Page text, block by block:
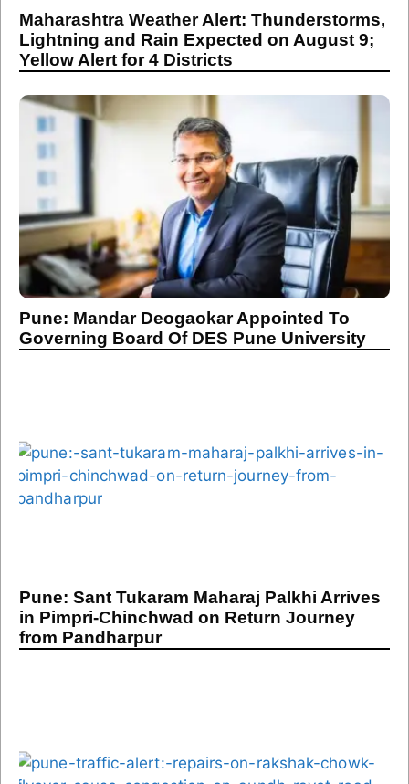
Maharashtra Weather Alert: Thunderstorms,
Lightning and Rain Expected on August 9;
Yellow Alert for 4 Districts
Pune: Mandar Deogaokar Appointed To
Governing Board Of DES Pune University
Pune: Sant Tukaram Maharaj Palkhi Arrives
in Pimpri-Chinchwad on Return Journey
from Pandharpur